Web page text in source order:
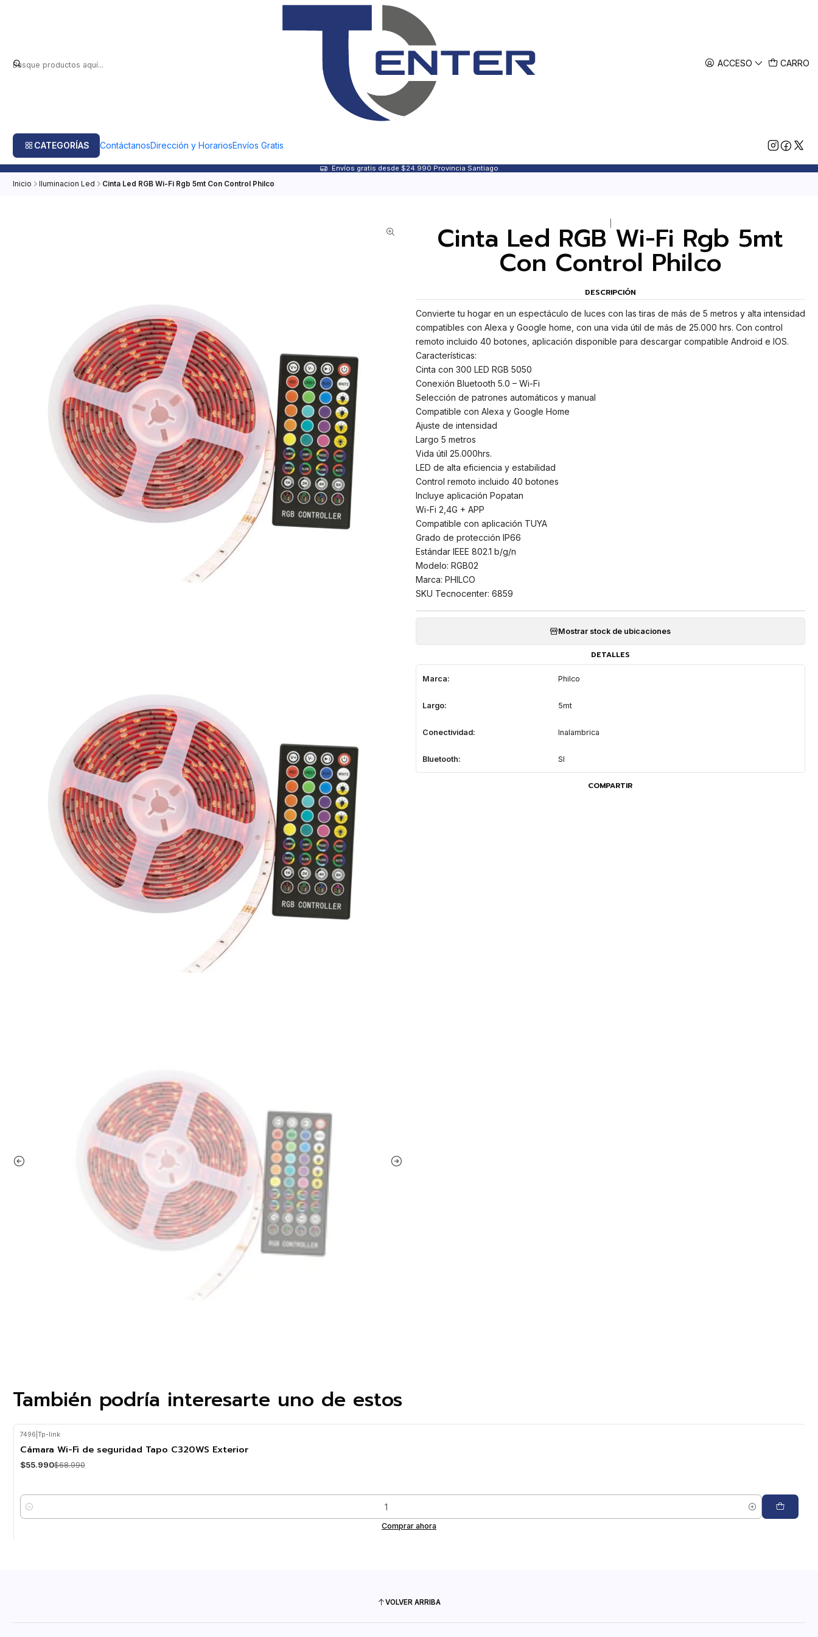
ACCESO CARRO
CATEGORÍAS ContáctanosDirección y HorariosEnvíos Gratis
Envíos gratis desde $24.990 Provincia Santiago
Inicio Iluminacion Led Cinta Led RGB Wi-Fi Rgb 5mt Con Control Philco
Cinta Led RGB Wi-Fi Rgb 5mt
Con Control Philco
DESCRIPCIÓN
Convierte tu hogar en un espectáculo de luces con las tiras de más de 5 metros y alta intensidad
compatibles con Alexa y Google home, con una vida útil de más de 25.000 hrs. Con control
remoto incluido 40 botones, aplicación disponible para descargar compatible Android e IOS.
Características:
Cinta con 300 LED RGB 5050
Conexión Bluetooth 5.0 – Wi-Fi
Selección de patrones automáticos y manual
Compatible con Alexa y Google Home
Ajuste de intensidad
Largo 5 metros
Vida útil 25.000hrs.
LED de alta eficiencia y estabilidad
Control remoto incluido 40 botones
Incluye aplicación Popatan
Wi-Fi 2,4G + APP
Compatible con aplicación TUYA
Grado de protección IP66
Estándar IEEE 802.1 b/g/n
Modelo: RGB02
Marca: PHILCO
SKU Tecnocenter: 6859
Mostrar stock de ubicaciones
DETALLES
Marca: Philco
Largo: 5mt
Conectividad: Inalambrica
Bluetooth: SI
COMPARTIR
También podría interesarte uno de estos
-19% OFF
7496 Tp-link
Cámara Wi-Fi de seguridad Tapo C320WS Exterior
$55.990$68.990
Cantidad
Comprar ahora
VOLVER ARRIBA